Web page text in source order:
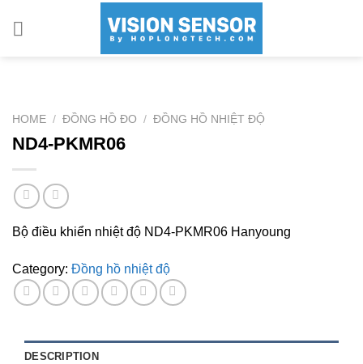
HOME / ĐỒNG HỒ ĐO / ĐỒNG HỒ NHIỆT ĐỘ
ND4-PKMR06
Bộ điều khiển nhiệt độ ND4-PKMR06 Hanyoung
Category: Đồng hồ nhiệt độ
DESCRIPTION